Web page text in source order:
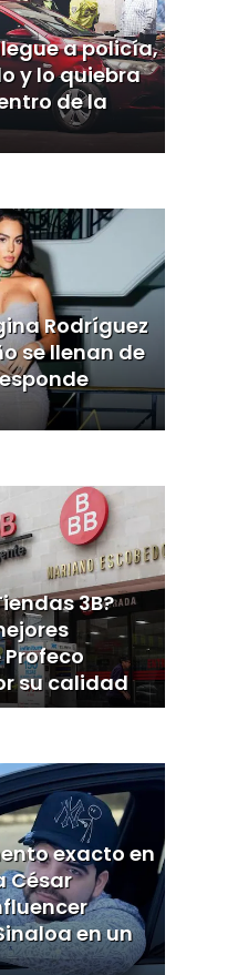
a policía,
y lo quiebra
de la
Rodríguez
se llenan de
3B?
su calidad
exacto en
César
en un